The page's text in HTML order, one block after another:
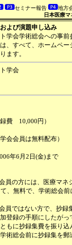
セミナー報告 地方
本医療マネ
よび演題申し込み
学会学術総会への事前
、すべて、ホームペー
ます。
学会
円）
会員は無料配布）
年6月2日(金)まで
員の方には、医療マネ
、無料で、学術総会前
員ではない方で、抄録
登録の手順にしたがっ
もに抄録集費を振り込
術総会前に抄録集を郵